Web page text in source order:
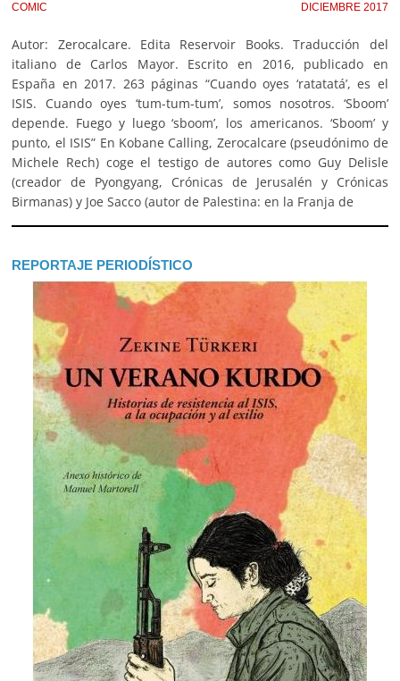
COMIC DICIEMBRE 2017
Autor: Zerocalcare. Edita Reservoir Books. Traducción del
italiano de Carlos Mayor. Escrito en 2016, publicado en
España en 2017. 263 páginas “Cuando oyes ‘ratatatá’, es el
ISIS. Cuando oyes ‘tum-tum-tum’, somos nosotros. ‘Sboom’
depende. Fuego y luego ‘sboom’, los americanos. ‘Sboom’ y
punto, el ISIS” En Kobane Calling, Zerocalcare (pseudónimo de
Michele Rech) coge el testigo de autores como Guy Delisle
(creador de Pyongyang, Crónicas de Jerusalén y Crónicas
Birmanas) y Joe Sacco (autor de Palestina: en la Franja de
REPORTAJE PERIODÍSTICO